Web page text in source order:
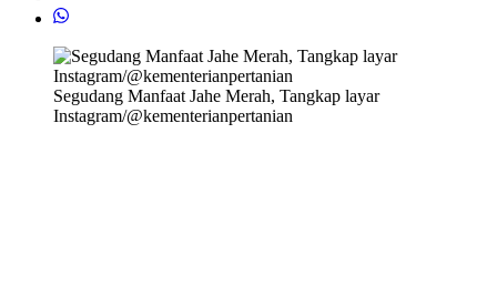
Segudang Manfaat Jahe Merah, Tangkap layar
Instagram/@kementerianpertanian